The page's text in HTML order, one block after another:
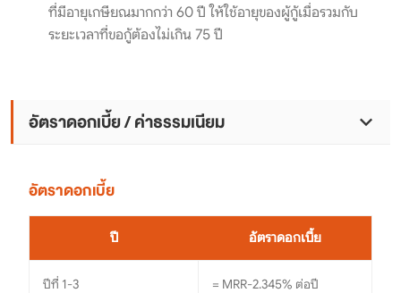
ที่มีอายุเกษียณมากกว่า 60 ปี ให้ใช้อายุของผู้กู้เมื่อรวมกับ
ระยะเวลาที่ขอกู้ต้องไม่เกิน 75 ปี
อัตราดอกเบี้ย / ค่าธรรมเนียม
อัตราดอกเบี้ย
ปี อัตราดอกเบี้ย
ปีที่ 1-3 = MRR-2.345% ต่อปี